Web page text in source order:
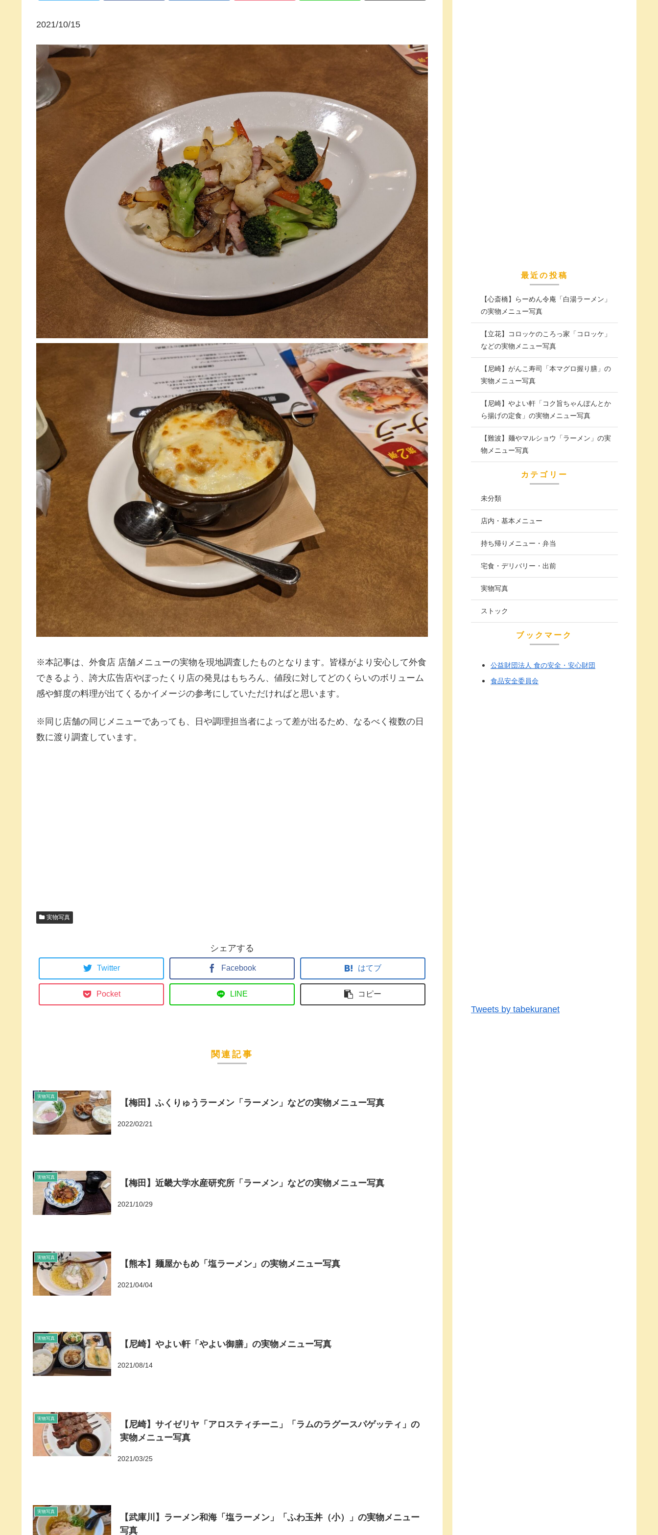
2021/10/15
※本記事は、外食店 店舗メニューの実物を現地調査したものとなります。皆様がより安心して外食
できるよう、誇大広告店やぼったくり店の発見はもちろん、値段に対してどのくらいのボリューム
感や鮮度の料理が出てくるかイメージの参考にしていただければと思います。
※同じ店舗の同じメニューであっても、日や調理担当者によって差が出るため、なるべく複数の日
数に渡り調査しています。
実物写真
シェアする
Twitter Facebook はてブ
Pocket LINE コピー
関連記事
実物写真
【梅田】ふくりゅうラーメン「ラーメン」などの実物メニュー写真
2022/02/21
実物写真
【梅田】近畿大学水産研究所「ラーメン」などの実物メニュー写真
2021/10/29
実物写真
【熊本】麺屋かもめ「塩ラーメン」の実物メニュー写真
2021/04/04
実物写真
【尼崎】やよい軒「やよい御膳」の実物メニュー写真
2021/08/14
実物写真
【尼崎】サイゼリヤ「アロスティチーニ」「ラムのラグースパゲッティ」の
実物メニュー写真
2021/03/25
実物写真
【武庫川】ラーメン和海「塩ラーメン」「ふわ玉丼（小）」の実物メニュー
写真
最近の投稿
【心斎橋】らーめん令庵「白湯ラーメン」
の実物メニュー写真
【立花】コロッケのころっ家「コロッケ」
などの実物メニュー写真
【尼崎】がんこ寿司「本マグロ握り膳」の
実物メニュー写真
【尼崎】やよい軒「コク旨ちゃんぽんとか
ら揚げの定食」の実物メニュー写真
【難波】麺やマルショウ「ラーメン」の実
物メニュー写真
カテゴリー
未分類
店内・基本メニュー
持ち帰りメニュー・弁当
宅食・デリバリー・出前
実物写真
ストック
ブックマーク
公益財団法人 食の安全・安心財団
食品安全委員会
Tweets by tabekuranet